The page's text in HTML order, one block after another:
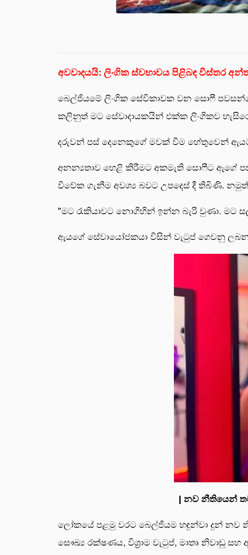
අවවාදයයි: ලිංගික ස්වභාවය පිළිබඳ විස්තර
බෙල්ජියමේ ලිංගික සේවිකාවක වන සොෆී
කලිනුත් මට සේවාදායකයින් එක්ක ලිංගිකව
දරුවන් පස් දෙනෙකුගේ මවක් වීම හේතුවෙන් ඇයට
අනන්‍යතාව හෙළි කිරීමට අකමැති සොෆීට ඇගේ
විවේක ගැනීම අවශ්‍ය බවට උපදෙස් දී තිබිණි.
"මට රැකියාවට නොගිහින් ඉන්න බැරි වුණා. මට
ඇයගේ සේවායෝජකයා විසින් වැටුප් ගෙවනු
| නව නීතියෙන්
ලෝකයේ පළමු වරට බෙල්ජියම හඳුන්වා දුන් නව
සෞඛ්‍ය රක්ෂණය, විශ්‍රාම වැටුප්, මාතෘ නිවාඩු